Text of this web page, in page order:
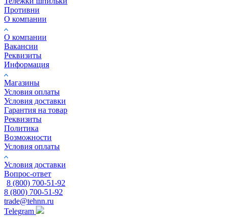
Противни
О компании
О компании
Вакансии
Реквизиты
Информация
Магазины
Условия оплаты
Условия доставки
Гарантия на товар
Реквизиты
Политика
Возможности
Условия оплаты
Условия доставки
Вопрос-ответ
8 (800) 700-51-92
8 (800) 700-51-92
trade@tehnn.ru
Telegram